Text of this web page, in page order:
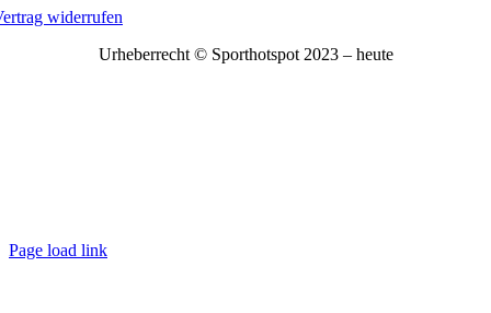
widerrufen
Urheberrecht © Sporthotspot 2023 – heute
Page load link